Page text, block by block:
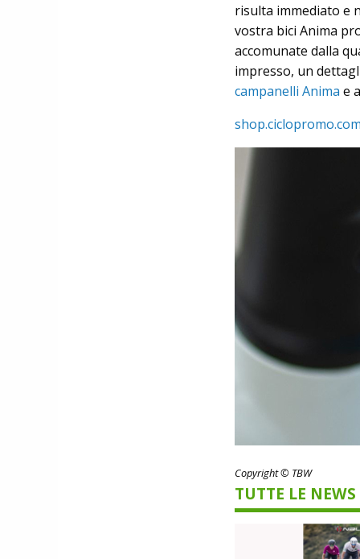
risulta immediato e
vostra bici Anima
accomunate dalla
impresso, un
campanelli Anima e
shop.ciclopromo.com
Copyright © TBW
TUTTE LE NEWS